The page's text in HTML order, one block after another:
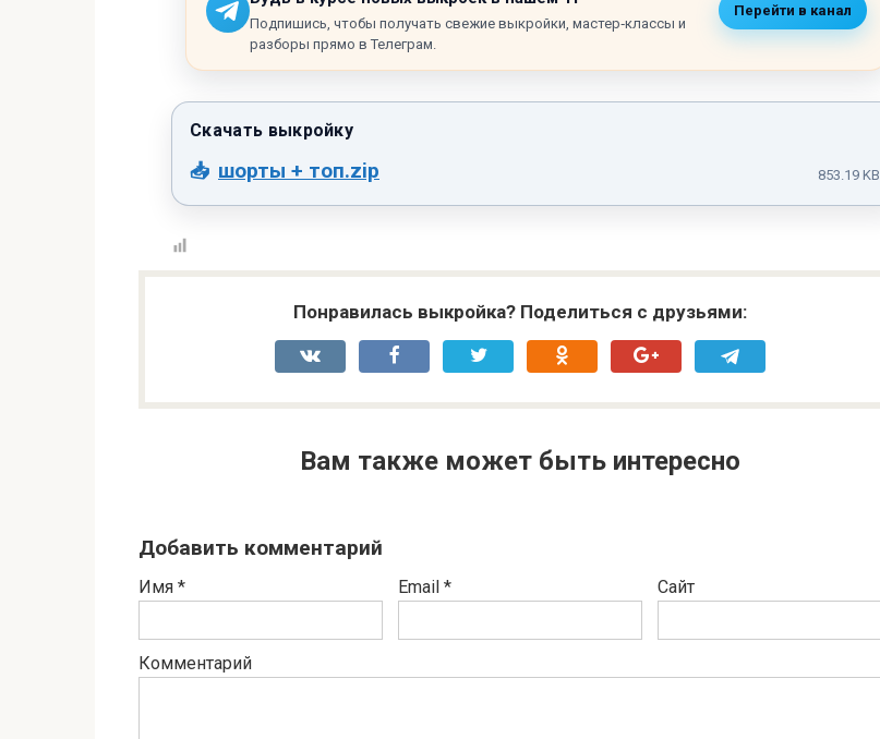
Подпишись, чтобы получать свежие выкройки, мастер‑классы и
разборы прямо в Телеграм.
Перейти в канал
шорты + топ.zip 853.19 KB
Понравилась выкройка? Поделиться с друзьями:
Вам также может быть интересно
Добавить комментарий
Имя * Email * Сайт
Комментарий